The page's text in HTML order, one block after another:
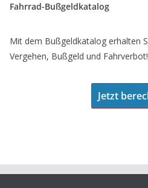
Fahrrad-Bußgeldkatalog
Mit dem Bußgeldkatalog erhalten
Vergehen, Bußgeld und Fahrverbot!
Jetzt